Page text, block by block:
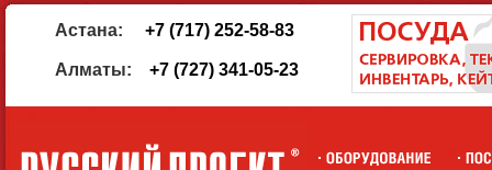
Астана: +7 (717) 252-58-83
Алматы: +7 (727) 341-05-23